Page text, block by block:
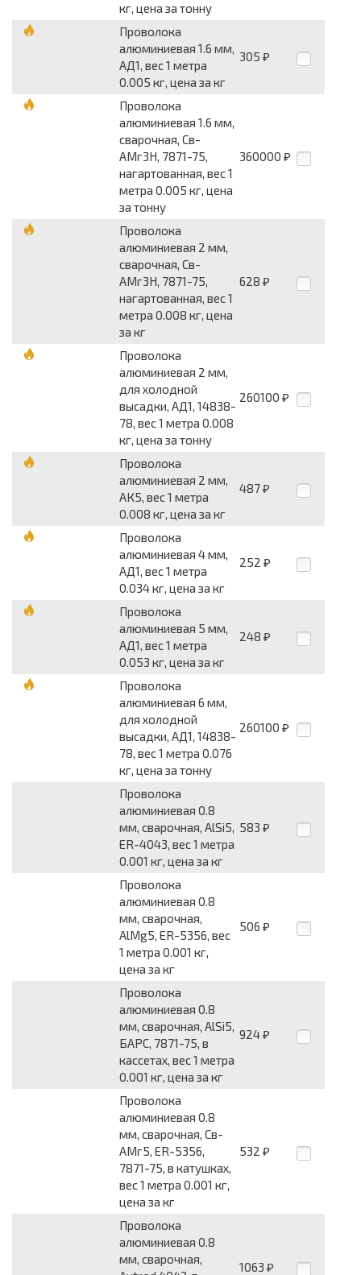
кг, цена за тонну
Проволока
алюминиевая 1.6 мм,
АД1, вес 1 метра
0.005 кг, цена за кг
305 ₽
Проволока
алюминиевая 1.6 мм,
сварочная, Св-
АМг3Н, 7871-75,
нагартованная, вес 1
метра 0.005 кг, цена
за тонну
360000 ₽
Проволока
алюминиевая 2 мм,
сварочная, Св-
АМг3Н, 7871-75,
нагартованная, вес 1
метра 0.008 кг, цена
за кг
628 ₽
Проволока
алюминиевая 2 мм,
для холодной
высадки, АД1, 14838-
78, вес 1 метра 0.008
кг, цена за тонну
260100 ₽
Проволока
алюминиевая 2 мм,
АК5, вес 1 метра
0.008 кг, цена за кг
487 ₽
Проволока
алюминиевая 4 мм,
АД1, вес 1 метра
0.034 кг, цена за кг
252 ₽
Проволока
алюминиевая 5 мм,
АД1, вес 1 метра
0.053 кг, цена за кг
248 ₽
Проволока
алюминиевая 6 мм,
для холодной
высадки, АД1, 14838-
78, вес 1 метра 0.076
кг, цена за тонну
260100 ₽
Проволока
алюминиевая 0.8
мм, сварочная, AlSi5,
ER-4043, вес 1 метра
0.001 кг, цена за кг
583 ₽
Проволока
алюминиевая 0.8
мм, сварочная,
AlMg5, ER-5356, вес
1 метра 0.001 кг,
цена за кг
506 ₽
Проволока
алюминиевая 0.8
мм, сварочная, AlSi5,
БАРС, 7871-75, в
кассетах, вес 1 метра
0.001 кг, цена за кг
924 ₽
Проволока
алюминиевая 0.8
мм, сварочная, Св-
АМг5, ER-5356,
7871-75, в катушках,
вес 1 метра 0.001 кг,
цена за кг
532 ₽
Проволока
алюминиевая 0.8
мм, сварочная,
1063 ₽